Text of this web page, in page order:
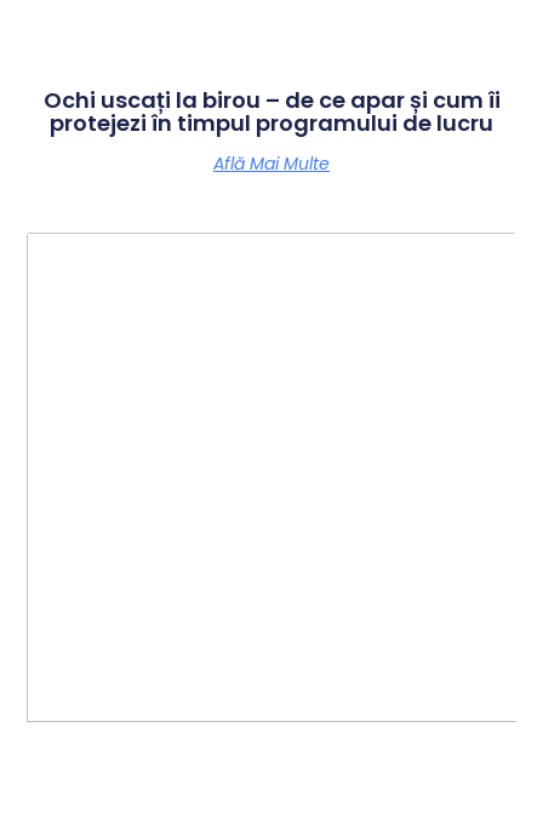
Ochi uscați la birou – de ce apar și cum îi
protejezi în timpul programului de lucru
Află Mai Multe